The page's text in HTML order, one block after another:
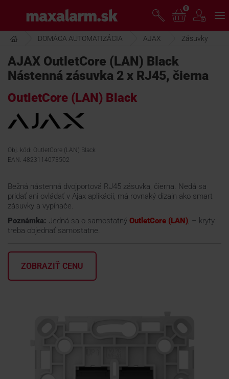
hlavnému
obsahu
www.maxalarm.sk
AKCIA MESIACA
PRODUKTY
SPOLOČNOSŤ
ŠKOLENIE
PODPORA
KONTAKTY
0
DOMÁCA AUTOMATIZÁCIA AJAX Zásuvky
AJAX OutletCore (LAN) Black
Nástenná zásuvka 2 x RJ45, čierna
OutletCore (LAN) Black
Obj. kód: OutletCore (LAN) Black
EAN: 4823114073502
Bežná nástenná dvojportová RJ45 zásuvka, čierna. Nedá sa
pridať ani ovládať v Ajax aplikácii, má rovnaký dizajn ako smart
zásuvky a vypínače.
Poznámka: Jedná sa o samostatný OutletCore (LAN), – kryty
treba objednať samostatne.
ZOBRAZIŤ CENU